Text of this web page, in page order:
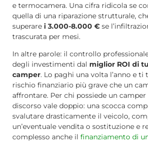
e termocamera. Una cifra ridicola se
quella di una riparazione strutturale,
superare i 3.000-8.000 € se
trascurata per mesi.
In altre parole: il controllo
degli investimenti dal miglior ROI di
camper. Lo paghi una volta l’anno e
rischio finanziario più grave che un
affrontare. Per chi possiede un
discorso vale doppio: una scocca
svalutare drasticamente il veicolo,
un’eventuale vendita o sostituzione e
complesso anche il finanziamento di